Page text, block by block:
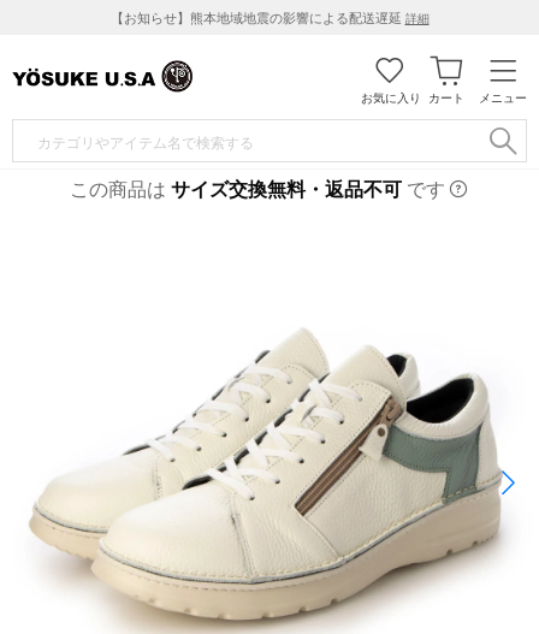
【お知らせ】熊本地域地震の影響による配送遅延 詳細
メニュー
カート
お気に入り
この商品は サイズ交換無料・返品不可 です